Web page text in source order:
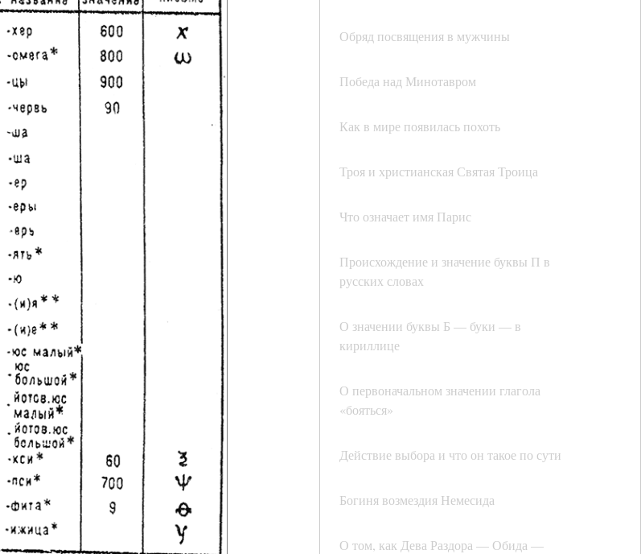
Обряд посвящения в мужчины
Победа над Минотавром
Как в мире появилась похоть
Троя и христианская Святая Троица
Что означает имя Парис
Происхождение и значение буквы П в
русских словах
О значении буквы Б — буки — в
кириллице
О первоначальном значении глагола
«бояться»
Действие выбора и что он такое по сути
Богиня возмездия Немесида
О том, как Дева Раздора — Обида —